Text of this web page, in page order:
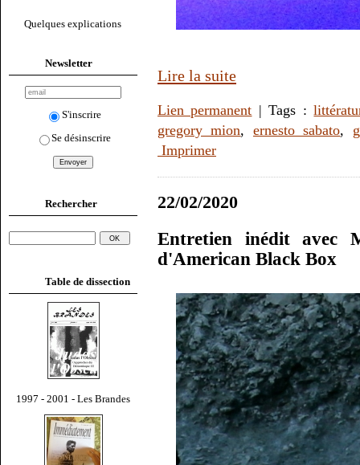
Quelques explications
Newsletter
S'inscrire
Se désinscrire
Rechercher
Table de dissection
1997 - 2001 - Les Brandes
Lire la suite
Lien permanent | Tags :
gregory mion, ernesto sabato,
Imprimer
22/02/2020
Entretien inédit avec
d'American Black Box